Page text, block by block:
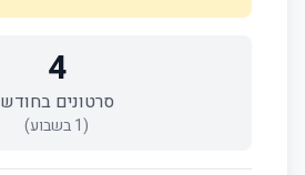
4
סרטונים בחודש
(
1בשבוע)